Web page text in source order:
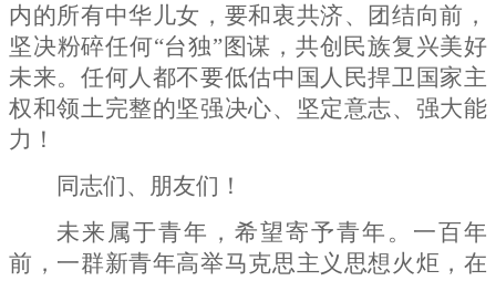
内的所有中华儿女，要和衷共济、团结向前，
坚决粉碎任何“台独”图谋，共创民族复兴美好
未来。任何人都不要低估中国人民捍卫国家主
权和领土完整的坚强决心、坚定意志、强大能
力！
同志们、朋友们！
未来属于青年，希望寄予青年。一百年
前，一群新青年高举马克思主义思想火炬，在